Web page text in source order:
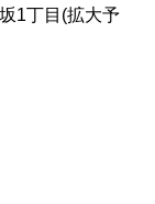
1丁目(拡大予